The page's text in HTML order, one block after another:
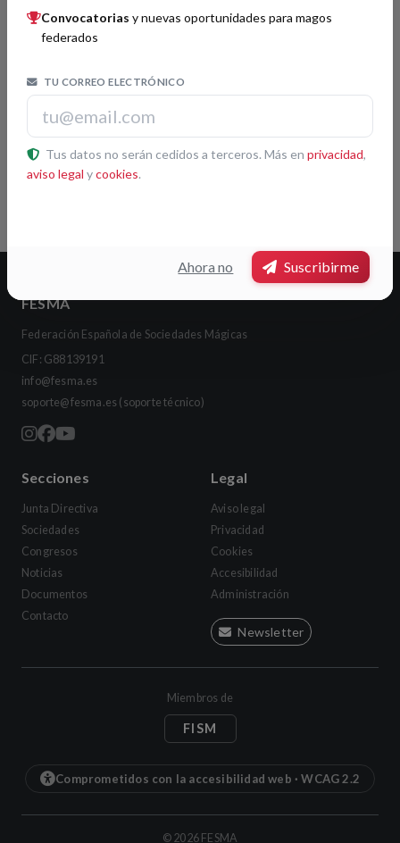
Convocatorias y nuevas oportunidades para magos
federados
TU CORREO ELECTRÓNICO
Tus datos no serán cedidos a terceros. Más en privacidad,
aviso legal ycookies.
Ahora no Suscribirme
FESMA
Federación Española de Sociedades Mágicas
CIF: G88139191
info@fesma.es
soporte@fesma.es (soporte técnico)
Secciones
Junta Directiva
Sociedades
Congresos
Noticias
Documentos
Contacto
Legal
Aviso legal
Privacidad
Cookies
Accesibilidad
Administración
Newsletter
Miembros de
FISM
Comprometidos con la accesibilidad web · WCAG 2.2
© 2026 FESMA